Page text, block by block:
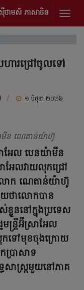
ាមស៍ ភាសាចិន
ហារជ្រៅចូលទៅ
/ ១ មិថុនា ២០២៦
ាមីន ណេតាន់យ៉ាហ៊ូ
អែល បេនយ៉ាមីន
អែលវាយលុកជ្រៅ
ោក ណេតាន់យ៉ាហ៊ូ
យថាលោកបាន
លួននៅក្នុងប្រទេស
ន្រ្តីអ៊ីស្រាអែល
លុកទៅមុខចុងក្រោយ
រាសាទ
សាស្ត្រមួយនៅភាគ